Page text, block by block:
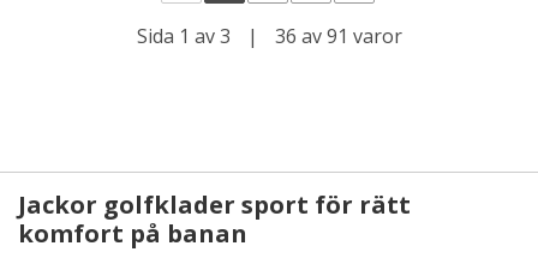
Sida 1 av 3 | 36 av 91 varor
Jackor golfklader sport för rätt
komfort på banan